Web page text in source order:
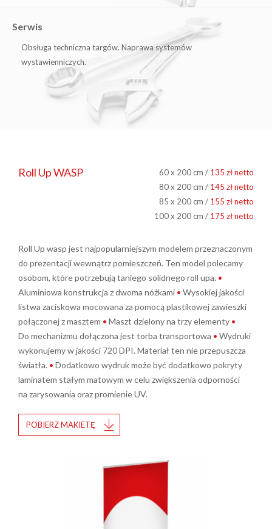
Serwis
Obsługa techniczna targów. Naprawa systemów
wystawienniczych.
Roll Up WASP 60 x 200 cm / 135 zł netto
80 x 200 cm / 145 zł netto
85 x 200 cm / 155 zł netto
100 x 200 cm / 175 zł netto
Roll Up wasp jest najpopularniejszym modelem przeznaczonym
do prezentacji wewnątrz pomieszczeń. Ten model polecamy
osobom, które potrzebują taniego solidnego roll upa. •
Aluminiowa konstrukcja z dwoma nóżkami • Wysokiej jakości
listwa zaciskowa mocowana za pomocą plastikowej zawieszki
połączonej z masztem • Maszt dzielony na trzy elementy •
Do mechanizmu dołączona jest torba transportowa • Wydruki
wykonujemy w jakości 720 DPI. Materiał ten nie przepuszcza
światła. • Dodatkowo wydruk może być dodatkowo pokryty
laminatem stałym matowym w celu zwiększenia odporności
na zarysowania oraz promienie UV.
POBIERZ MAKIETĘ